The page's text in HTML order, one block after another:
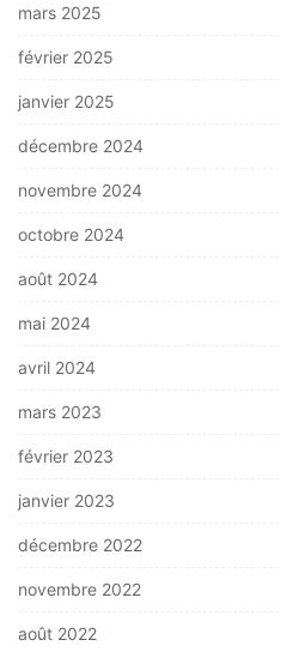
mars 2025
février 2025
janvier 2025
décembre 2024
novembre 2024
octobre 2024
août 2024
mai 2024
avril 2024
mars 2023
février 2023
janvier 2023
décembre 2022
novembre 2022
août 2022